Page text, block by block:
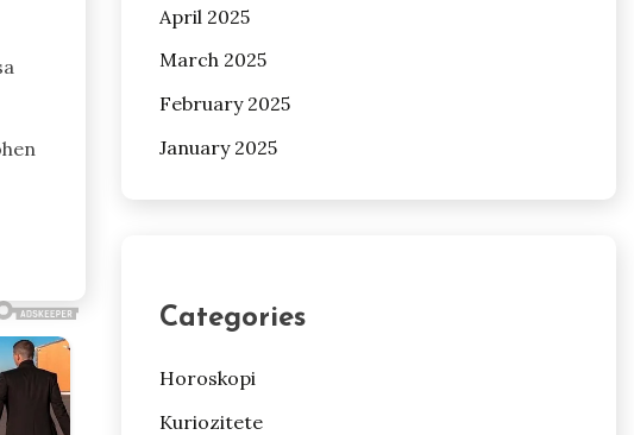
April 2025
March 2025
February 2025
January 2025
Categories
Horoskopi
Kuriozitete